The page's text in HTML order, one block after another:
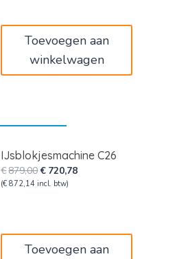
Toevoegen aan
winkelwagen
IJsblokjesmachine C26
€879,00Oorspronkelijke
prijs
€ 720,78Huidige
(€ 872,14 incl. btw)
Toevoegen aan